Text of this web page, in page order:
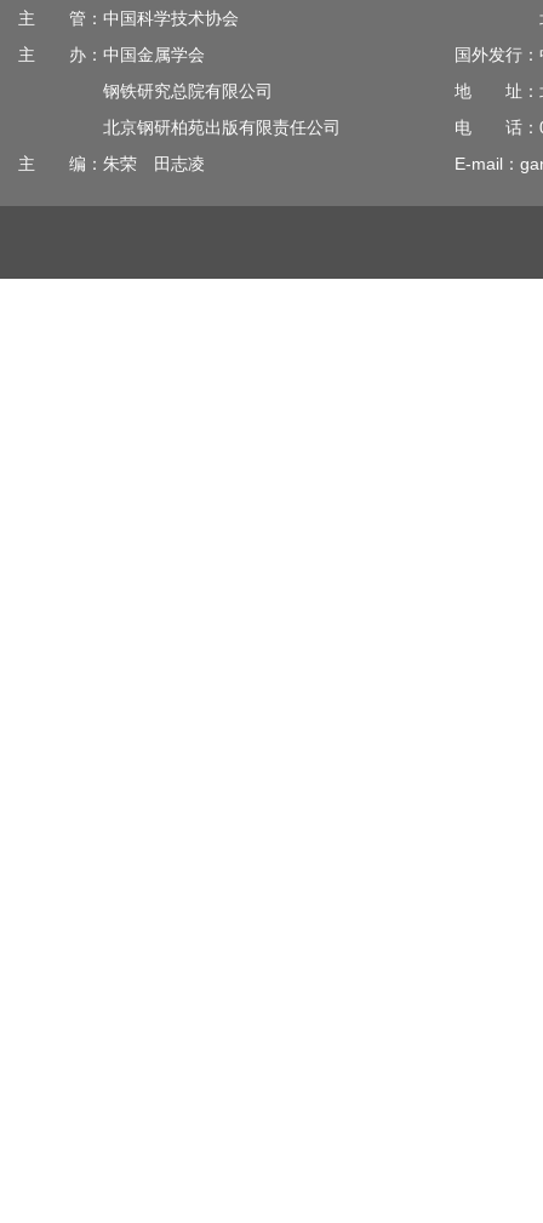
主 管：中国科学技术协会
主 办：中国金属学会
钢铁研究总院有限公司
北京钢研柏苑出版有限责任公司
主 编：朱荣 田志凌
北京钢
国外发行
地 址：北
电 话：
E-mail：